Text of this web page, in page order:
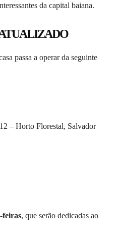
da capital baiana.
passa a operar da seguinte
– Horto Florestal, Salvador
feiras, que serão dedicadas ao